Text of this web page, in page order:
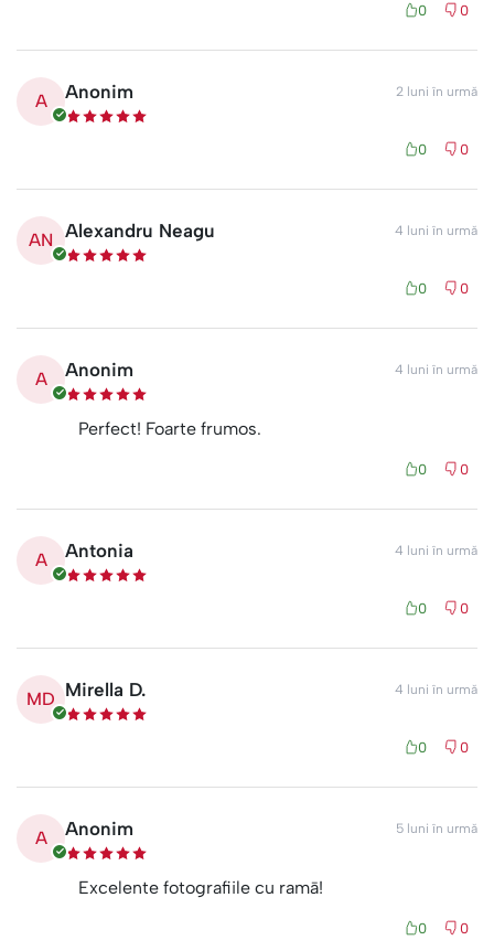
0 0
A Anonim 2 luni în urmă
0 0
AN Alexandru Neagu 4 luni în urmă
0 0
A Anonim 4 luni în urmă
Perfect! Foarte frumos.
0 0
A Antonia 4 luni în urmă
0 0
MD Mirella D. 4 luni în urmă
0 0
A Anonim 5 luni în urmă
Excelente fotografiile cu ramā!
0 0